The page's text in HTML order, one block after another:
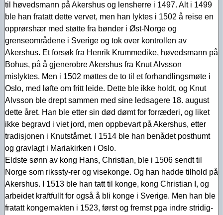
til høvedsmann på Akershus og lensherre i 1497. Alt i 1499
ble han fratatt dette vervet, men han lyktes i 1502 å reise en
opprørshær med støtte fra bønder i Øst-Norge og
grenseområdene i Sverige og tok over kontrollen av
Akershus. Et forsøk fra Henrik Krummedike, høvedsmann på
Bohus, på å gjenerobre Akershus fra Knut Alvsson
mislyktes. Men i 1502 møttes de to til et forhandlingsmøte i
Oslo, med løfte om fritt leide. Dette ble ikke holdt, og Knut
Alvsson ble drept sammen med sine ledsagere 18. august
dette året. Han ble etter sin død dømt for forræderi, og liket
ikke begravd i viet jord, men oppbevart på Akershus, etter
tradisjonen i Knutstårnet. I 1514 ble han benådet posthumt
og gravlagt i Mariakirken i Oslo.
Eldste sønn av kong Hans, Christian, ble i 1506 sendt til
Norge som rikssty-rer og visekonge. Og han hadde tilhold på
Akershus. I 1513 ble han tatt til konge, kong Christian I, og
arbeidet kraftfullt for også å bli konge i Sverige. Men han ble
fratatt kongemakten i 1523, først og fremst pga indre stridig-